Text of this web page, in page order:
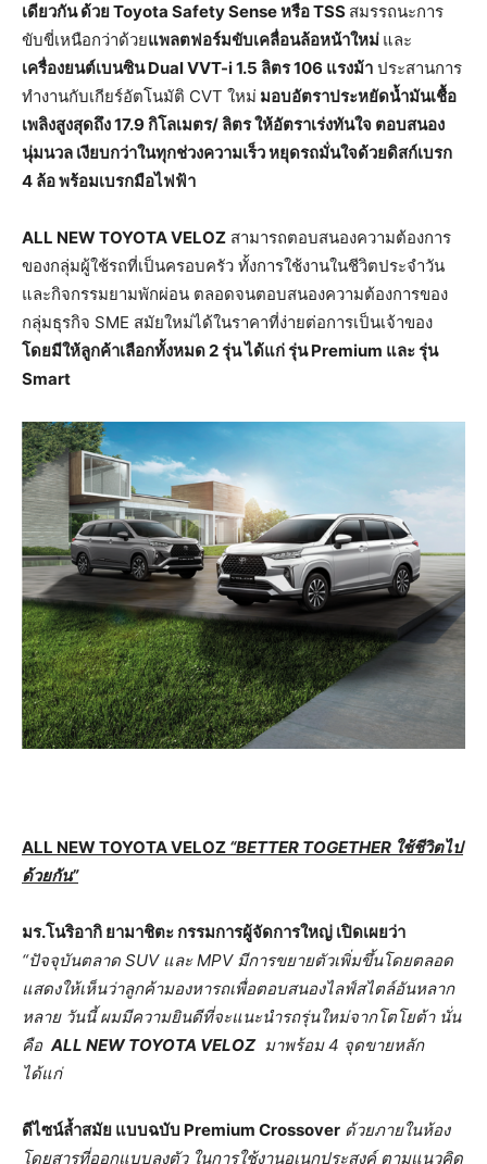
เดียวกัน ด้วยToyota Safety Sense หรือ TSS สมรรถนะการ
ขับขี่เหนือกว่าด้วยแพลตฟอร์มขับเคลื่อนล้อหน้าใหม่ และ
เครื่องยนต์เบนซินDual VVT-i 1.5 ลิตร 106 แรงม้า ประสานการ
ทำงานกับเกียร์อัตโนมัติ CVT ใหม่ มอบอัตราประหยัดน้ำมันเชื้อ
เพลิงสูงสุดถึง 17.9 กิโลเมตร/ ลิตร ให้อัตราเร่งทันใจ ตอบสนอง
นุ่มนวล เงียบกว่าในทุกช่วงความเร็ว หยุดรถมั่นใจด้วยดิสก์เบรก
4 ล้อ พร้อมเบรกมือไฟฟ้า
ALL NEW TOYOTA VELOZ สามารถตอบสนองความต้องการ
ของกลุ่มผู้ใช้รถที่เป็นครอบครัว ทั้งการใช้งานในชีวิตประจำวัน
และกิจกรรมยามพักผ่อน ตลอดจนตอบสนองความต้องการของ
กลุ่มธุรกิจ SME สมัยใหม่ได้ในราคาที่ง่ายต่อการเป็นเจ้าของ
โดยมีให้ลูกค้าเลือกทั้งหมด 2 รุ่น ได้แก่ รุ่นPremium และ รุ่น
Smart
ALL NEW TOYOTA VELOZ “BETTER TOGETHER ใช้ชีวิตไป
ด้วยกัน”
มร.โนริอากิ ยามาชิตะ กรรมการผู้จัดการใหญ่ เปิดเผยว่า
“ปัจจุบันตลาด SUV และ MPV มีการขยายตัวเพิ่มขึ้นโดยตลอด
แสดงให้เห็นว่าลูกค้ามองหารถเพื่อตอบสนองไลฟ์สไตล์อันหลาก
หลาย วันนี้ ผมมีความยินดีที่จะแนะนำรถรุ่นใหม่จากโตโยต้า นั่น
คือ ALL NEW TOYOTA VELOZมาพร้อม 4 จุดขายหลัก
ได้แก่
ดีไซน์ล้ำสมัย แบบฉบับ Premium Crossover ด้วยภายในห้อง
โดยสารที่ออกแบบลงตัว ในการใช้งานอเนกประสงค์ ตามแนวคิด